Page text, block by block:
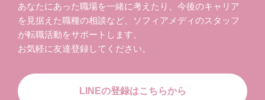
あなたにあった職場を一緒に考えたり、今後のキャリア
を見据えた職種の相談など、ソフィアメディのスタッフ
が転職活動をサポートします。
お気軽に友達登録してください。
LINEの登録はこちらから